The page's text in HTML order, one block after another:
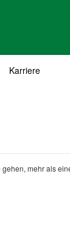
Karriere
mehr als